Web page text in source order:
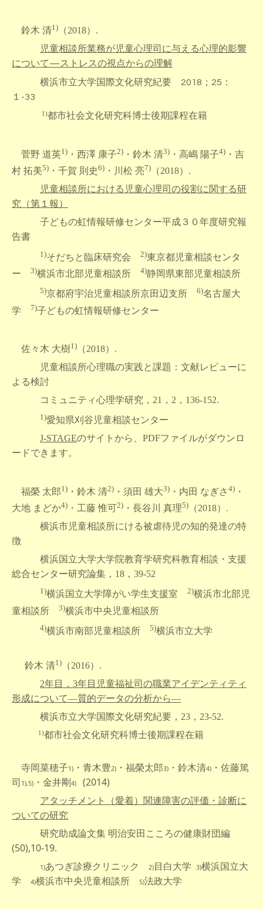
鈴木 清1) （2018）.
児童相談所業務が児童心理司に与える心理的影響
について—ストレスの視点からの理解
横浜市立大学 国際文化研究紀要 2018；25：
１-33
1)都市社会文化研究科博士後期課程在籍
菅野 道英1) ・西澤 康子2) ・鈴木 清3) ・高嶋 陽子4) ・吉
村 拓美5) ・千賀 則史6) ・川松 亮7) （2018）.
児童相談所における児童心理司の役割に関する研
究（第１報）
子どもの虹情報研修センター平成３０年度研究報
告書
1)そだちと臨床研究会 2)東京都児童相談センタ
ー 3)横浜市北部児童相談所 4)静岡県東部児童相談所
5)京都府宇治児童相談所京田辺支所 6)名古屋大
学
7)子どもの虹情報研修センター
佐々木 大樹1) （2018）.
児童相談所心理職の実践と課題：文献レビューに
よる検討
コミュニティ心理学研究，21，2，136-152.
1)愛知県刈谷児童相談センター
J-STAGEのサイトから、PDFファイルがダウンロ
ードできます。
福榮 太郎1) ・鈴木 清2) ・須田 雄大3) ・内田 なぎさ 4) ・
大地 まどか4) ・工藤 惟可2) ・長谷川 真理5) （2018）.
横浜市児童相談所にける被虐待児の知的発達の特
徴
横浜国立大学大学院教育学研究科教育相談・支援
総合センター研究論集，18，39-52
1)横浜国立大学障がい学生支援室 2)横浜市北部児
童相談所 3)横浜市中央児童相談所
4)横浜市南部児童相談所 5)横浜市立大学
鈴木 清1) （2016）.
2年目，3年目児童福祉司の職業アイデンティティ
形成について―質的データの分析から―
横浜市立大学国際文化研究紀要，23，23-52.
1)都市社会文化研究科博士後期課程在籍
寺岡菜穂子1) ・青木豊2) ・福榮太郎3) ・鈴木清4) ・佐藤篤
司 1),5) ・金井剛4) (2014)
アタッチメント（愛着）関連障害の評価・診断に
ついての研究
研究助成論文集 明治安田こころの健康財団編
(50),10-19.
1)あつぎ診療クリニック 2)目白大学 3)横浜国立大
学
4)横浜市中央児童相談所 5)法政大学